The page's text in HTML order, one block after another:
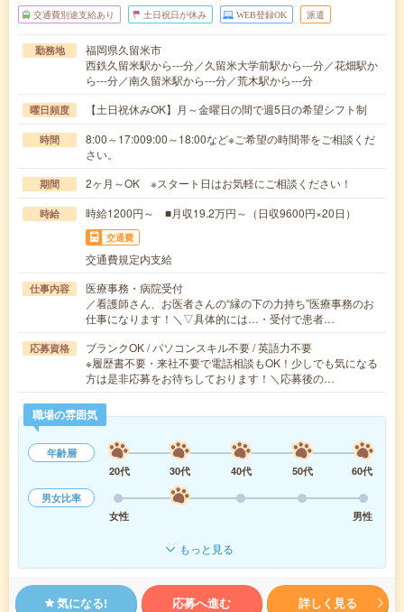
交通費別途支給あり 土日祝日が休み WEB登録OK 派遣
勤務地
福岡県久留米市
西鉄久留米駅から---分／久留米大学前駅から---分／花畑駅か
ら---分／南久留米駅から---分／荒木駅から---分
曜日頻度 【土日祝休みOK】月～金曜日の間で週5日の希望シフト制
時間
8:00～17:009:00～18:00など※ご希望の時間帯をご相談くだ
さい。
期間 2ヶ月～OK ※スタート日はお気軽にご相談ください！
時給 時給1200円～ ■月収19.2万円～（日収9600円×20日）
交通費
交通費規定内支給
仕事内容
医療事務・病院受付
／看護師さん、お医者さんの“縁の下の力持ち”医療事務のお
仕事になります！＼▽具体的には…・受付で患者…
応募資格
ブランクOK / パソコンスキル不要 / 英語力不要
※履歴書不要・来社不要で電話相談もOK！少しでも気になる
方は是非応募をお待ちしております！＼応募後の…
職場の雰囲気
年齢層
20代
30代 40代 50代
60代
男女比率
女性
男性
もっと見る
気になる! 応募へ進む 詳しく見る